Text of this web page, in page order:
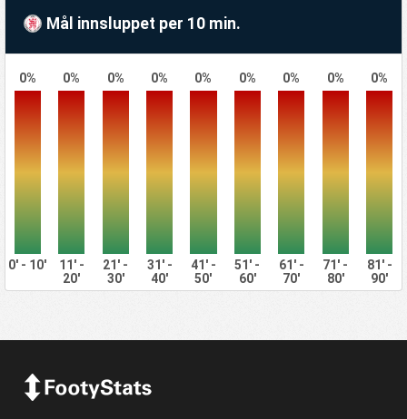
Mål innsluppet per 10 min.
0% 0% 0% 0% 0% 0% 0% 0% 0%
0' - 10'
11' -
20'
21' -
30'
31' -
40'
41' -
50'
51' -
60'
61' -
70'
71' -
80'
81' -
90'